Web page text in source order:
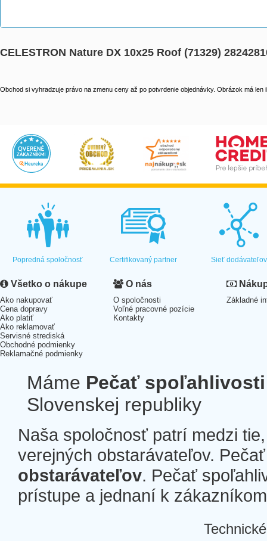
CELESTRON Nature DX 10x25 Roof (71329)
Obchod si vyhradzuje právo na zmenu ceny až po potvrdenie objednávky. Obrázok má len
Popredná spoločnosť Certifikovaný partner Sieť dodávateľov
Všetko o nákupe
Ako nakupovať
Cena dopravy
Ako platiť
Ako reklamovať
Servisné strediská
Obchodné podmienky
Reklamačné podmienky
O nás
O spoločnosti
Voľné pracovné pozície
Kontakty
Základné
Máme Pečať spoľahlivosti
Slovenskej republiky
Naša spoločnosť patrí medzi
verejných obstarávateľov.
obstarávateľov. Pečať
prístupe a jednaní k